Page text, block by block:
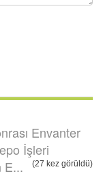
Envanter
İşleri
E...
(27 kez görüldü)